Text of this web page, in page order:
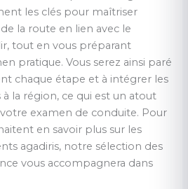
les clés pour maîtriser
la route en lien avec le
tout en vous préparant
pratique. Vous serez ainsi paré
chaque étape et à intégrer les
la région, ce qui est un atout
examen de conduite. Pour
en savoir plus sur les
agadiris, notre sélection des
vous accompagnera dans